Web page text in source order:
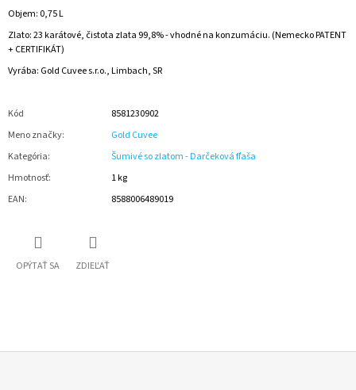
Objem: 0,75 L
Zlato: 23 karátové, čistota zlata 99,8% - vhodné na konzumáciu. (Nemecko PATENT
+ CERTIFIKÁT)
Vyrába: Gold Cuvee s.r.o., Limbach, SR
Kód
8581230902
Meno značky:
Gold Cuvee
Kategória:
Šumivé so zlatom - Darčeková fľaša
Hmotnosť:
1 kg
EAN: 8588006489019
OPÝTAŤ SA ZDIEĽAŤ